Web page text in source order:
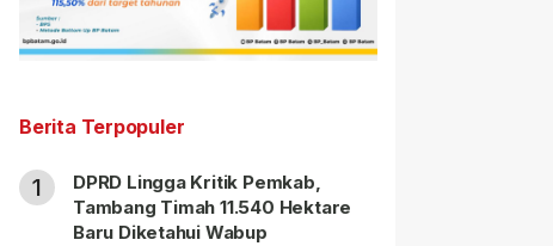
Berita Terpopuler
1
DPRD Lingga Kritik Pemkab,
Tambang Timah 11.540 Hektare
Baru Diketahui Wabup